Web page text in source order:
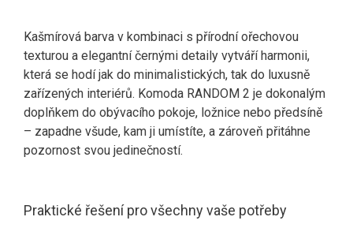
Kašmírová barva v kombinaci s přírodní ořechovou
texturou a elegantní černými detaily vytváří harmonii,
která se hodí jak do minimalistických, tak do luxusně
zařízených interiérů. Komoda RANDOM 2 je dokonalým
doplňkem do obývacího pokoje, ložnice nebo předsíně
– zapadne všude, kam ji umístíte, a zároveň přitáhne
pozornost svou jedinečností.
Praktické řešení pro všechny vaše potřeby